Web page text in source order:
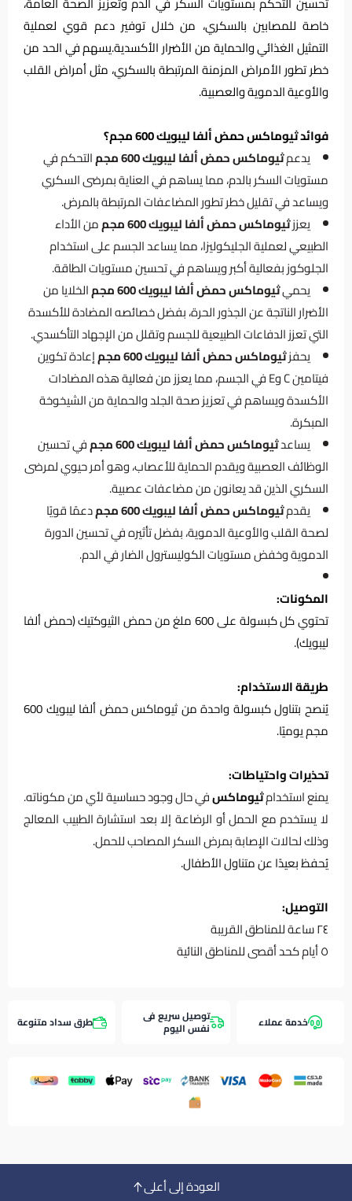
خاصة للمصابين بالسكري، من خلال توفير دعم قوي لعملية
التمثيل الغذائي والحماية من الأضرار الأكسدية.يسهم في الحد من
خطر تطور الأمراض المزمنة المرتبطة بالسكري، مثل أمراض القلب
والأوعية الدموية والعصبية.
فوائد ثيوماكس حمض ألفا ليبويك 600 مجم؟
يدعمثيوماكس حمض ألفا ليبويك 600 مجم
التحكم في
مستويات السكر بالدم، مما يساهم في العناية بمرضى السكري
ويساعد في تقليل خطر تطور المضاعفات المرتبطة بالمرض.
يعززثيوماكس حمض ألفا ليبويك 600 مجم
من الأداء
الطبيعي لعملية الجليكوليزا، مما يساعد الجسم على استخدام
الجلوكوز بفعالية أكبر ويساهم في تحسين مستويات الطاقة.
يحميثيوماكس حمض ألفا ليبويك 600 مجم
الخلايا من
الأضرار الناتجة عن الجذور الحرة، بفضل خصائصه المضادة للأكسدة
التي تعزز الدفاعات الطبيعية للجسم وتقلل من الإجهاد التأكسدي.
يحفزثيوماكس حمض ألفا ليبويك 600 مجم
إعادة تكوين
فيتامين C وE في الجسم، مما يعزز من فعالية هذه المضادات
الأكسدة ويساهم في تعزيز صحة الجلد والحماية من الشيخوخة
المبكرة.
يساعدثيوماكس حمض ألفا ليبويك 600 مجم
في تحسين
الوظائف العصبية ويقدم الحماية للأعصاب، وهو أمر حيوي لمرضى
السكري الذين قد يعانون من مضاعفات عصبية.
يقدمثيوماكس حمض ألفا ليبويك 600 مجم
دعمًا قويًا
لصحة القلب والأوعية الدموية، بفضل تأثيره في تحسين الدورة
الدموية وخفض مستويات الكوليسترول الضار في الدم.
المكونات:
تحتوي كل كبسولة على 600 ملغ من حمض الثيوكتيك (حمض ألفا
ليبويك).
طريقة الاستخدام:
يُنصح بتناول كبسولة واحدة من ثيوماكس حمض ألفا ليبويك 600
مجم يوميًا.
تحذيرات واحتياطات:
يمنع استخدامثيوماكسفي حال وجود حساسية لأي من مكوناته.
لا يستخدم مع الحمل أو الرضاعة إلا بعد استشارة الطبيب المعالج
وذلك لحالات الإصابة بمرض السكر المصاحب للحمل.
يُحفظ بعيدًا عن متناول الأطفال.
التوصيل:
٢٤ ساعة للمناطق القريبة
٥ أيام كحد أقصى للمناطق النائية
خدمة عملاء توصيل سريع فى
نفس اليوم طرق سداد متنوعة
العودة إلى أعلى